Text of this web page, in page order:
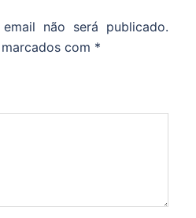
não será publicado.
com *